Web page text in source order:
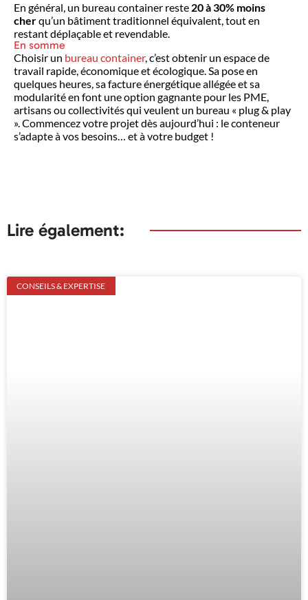
En général, un bureau container reste 20 à 30% moins
cherqu’un bâtiment traditionnel équivalent, tout en
restant déplaçable et revendable.
En somme
Choisir un bureau container, c’est obtenir un espace de
travail rapide, économique et écologique. Sa pose en
quelques heures, sa facture énergétique allégée et sa
modularité en font une option gagnante pour les PME,
artisans ou collectivités qui veulent un bureau « plug & play
». Commencez votre projet dès aujourd’hui : le conteneur
s’adapte à vos besoins… et à votre budget !
Lire également:
CONSEILS & EXPERTISE